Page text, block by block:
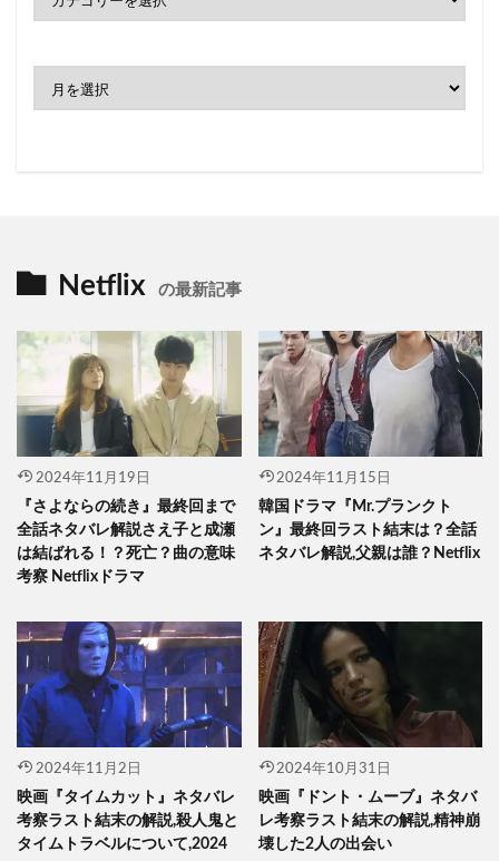
Netflix の最新記事
2024年11月19日
『さよならの続き』最終回まで
全話ネタバレ解説さえ子と成瀬
は結ばれる！？死亡？曲の意味
考察 Netflixドラマ
2024年11月15日
韓国ドラマ『Mr.プランクト
ン』最終回ラスト結末は？全話
ネタバレ解説,父親は誰？Netflix
2024年11月2日
映画『タイムカット』ネタバレ
考察ラスト結末の解説,殺人鬼と
タイムトラベルについて,2024
2024年10月31日
映画『ドント・ムーブ』ネタバ
レ考察ラスト結末の解説,精神崩
壊した2人の出会い